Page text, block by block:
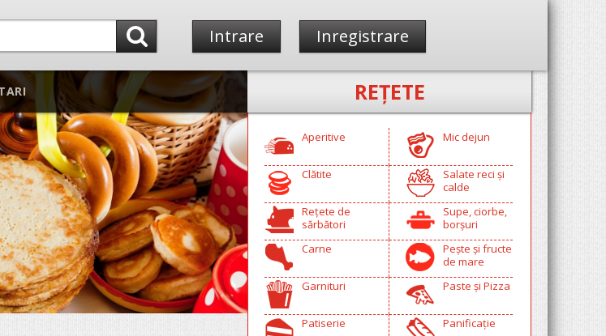
Intrare Inregistrare
REŢETE
Aperitive Mic dejun
Clătite
Salate reci și
calde
Rețete de
sărbători
Supe, ciorbe,
borșuri
Carne
Pește și fructe
de mare
Garnituri
Paste și Pizza
Patiserie Panificație